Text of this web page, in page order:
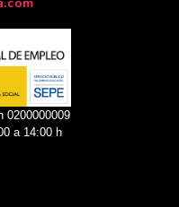
0200000009
a 14:00 h